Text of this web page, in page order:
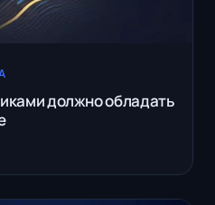
должно обладать